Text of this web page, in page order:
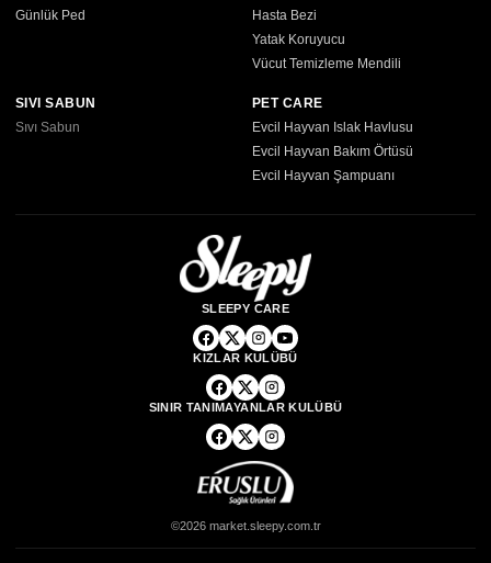
Günlük Ped
Hasta Bezi
Yatak Koruyucu
Vücut Temizleme Mendili
SIVI SABUN
Sıvı Sabun
PET CARE
Evcil Hayvan Islak Havlusu
Evcil Hayvan Bakım Örtüsü
Evcil Hayvan Şampuanı
SLEEPY CARE
KIZLAR KULÜBÜ
SINIR TANIMAYANLAR KULÜBÜ
©2026 market.sleepy.com.tr